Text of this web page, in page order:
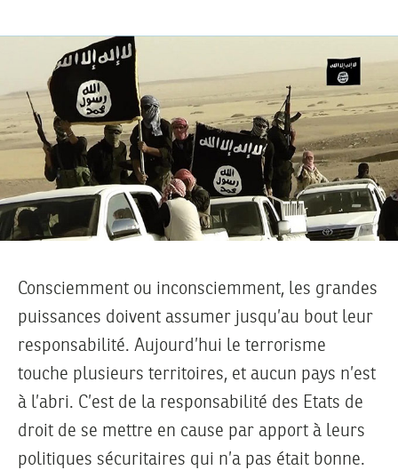
Consciemment ou inconsciemment, les grandes
puissances doivent assumer jusqu’au bout leur
responsabilité. Aujourd’hui le terrorisme
touche plusieurs territoires, et aucun pays n’est
à l’abri. C’est de la responsabilité des Etats de
droit de se mettre en cause par apport à leurs
politiques sécuritaires qui n’a pas était bonne.